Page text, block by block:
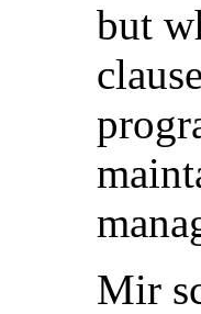
but
Mir